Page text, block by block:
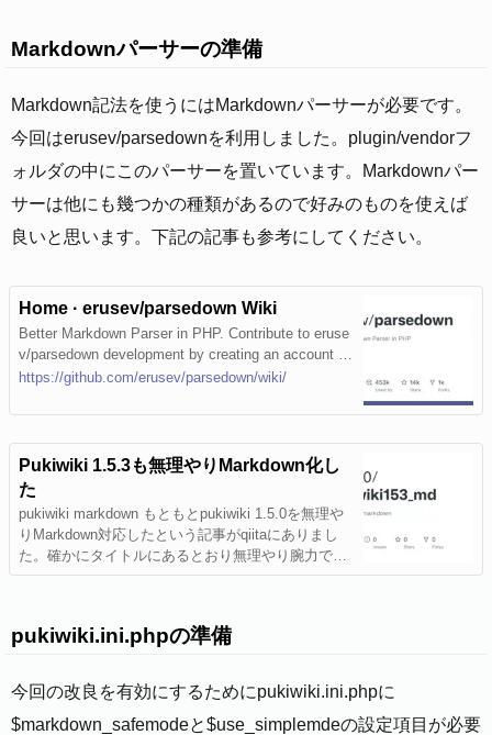
Markdownパーサーの準備
Markdown記法を使うにはMarkdownパーサーが必要です。
今回はerusev/parsedownを利用しました。plugin/vendorフ
ォルダの中にこのパーサーを置いています。Markdownパー
サーは他にも幾つかの種類があるので好みのものを使えば
良いと思います。下記の記事も参考にしてください。
Home · erusev/parsedown Wiki
Better Markdown Parser in PHP. Contribute to eruse
v/parsedown development by creating an account o
n GitHub.
https://github.com/erusev/parsedown/wiki/
Pukiwiki 1.5.3も無理やりMarkdown化し
た
pukiwiki markdown もともとpukiwiki 1.5.0を無理や
りMarkdown対応したという記事がqiitaにありまし
た。確かにタイトルにあるとおり無理やり腕力でMa
rkdownにしたものなのでやや強引な感じは否めませ
pukiwiki.ini.phpの準備
今回の改良を有効にするためにpukiwiki.ini.phpに
$markdown_safemodeと$use_simplemdeの設定項目が必要